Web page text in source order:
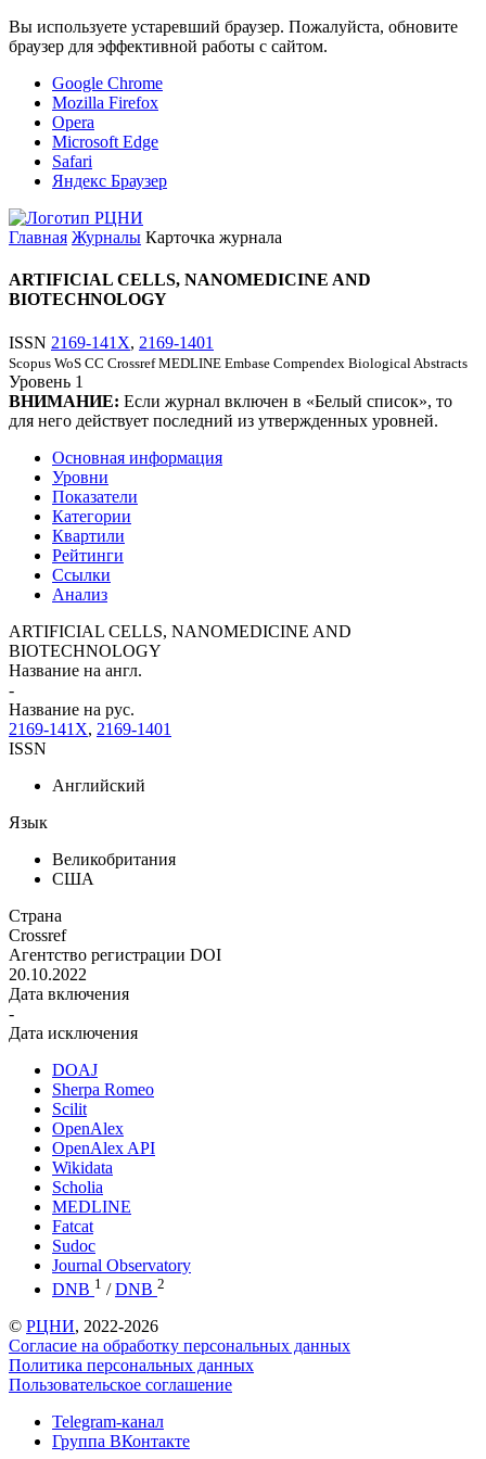
Вы используете устаревший браузер. Пожалуйста, обновите
браузер для эффективной работы с сайтом.
Google Chrome
Mozilla Firefox
Opera
Microsoft Edge
Safari
Яндекс Браузер
Главная Журналы Карточка журнала
ARTIFICIAL CELLS, NANOMEDICINE AND
BIOTECHNOLOGY
ISSN 2169-141X, 2169-1401
Scopus WoS CC Crossref MEDLINE Embase Compendex Biological Abstracts
Уровень 1
ВНИМАНИЕ: Если журнал включен в «Белый список», то
для него действует последний из утвержденных уровней.
Основная информация
Уровни
Показатели
Категории
Квартили
Рейтинги
Ссылки
Анализ
ARTIFICIAL CELLS, NANOMEDICINE AND
BIOTECHNOLOGY
Название на англ.
-
Название на рус.
2169-141X, 2169-1401
ISSN
Английский
Язык
Великобритания
США
Страна
Crossref
Агентство регистрации DOI
20.10.2022
Дата включения
-
Дата исключения
DOAJ
Sherpa Romeo
Scilit
OpenAlex
OpenAlex API
Wikidata
Scholia
MEDLINE
Fatcat
Sudoc
Journal Observatory
DNB 1 / DNB 2
© РЦНИ, 2022-2026
Согласие на обработку персональных данных
Политика персональных данных
Пользовательское соглашение
Telegram-канал
Группа ВКонтакте